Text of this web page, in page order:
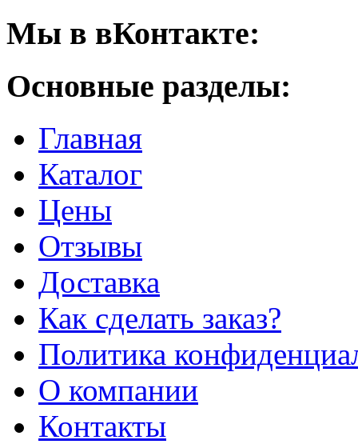
Мы в вКонтакте:
Основные разделы:
Главная
Каталог
Цены
Отзывы
Доставка
Как сделать заказ?
Политика
О компании
Контакты